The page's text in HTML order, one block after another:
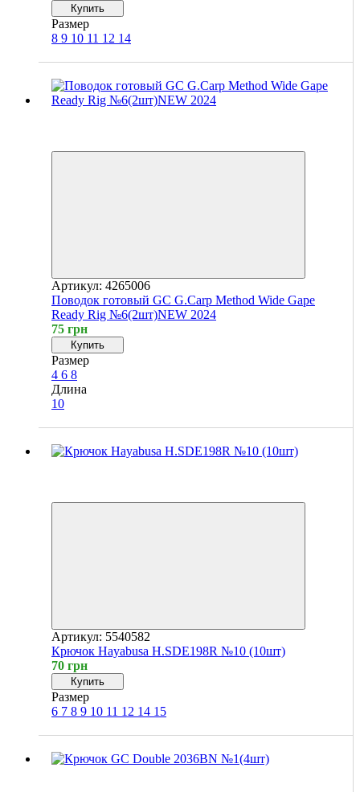
Купить
Размер
8 9 10 11 12 14
Артикул: 4265006
Поводок готовый GC G.Carp Method Wide Gape
Ready Rig №6(2шт)NEW 2024
75 грн
Купить
Размер
4 6 8
Длина
10
Артикул: 5540582
Крючок Hayabusa H.SDE198R №10 (10шт)
70 грн
Купить
Размер
6 7 8 9 10 11 12 14 15